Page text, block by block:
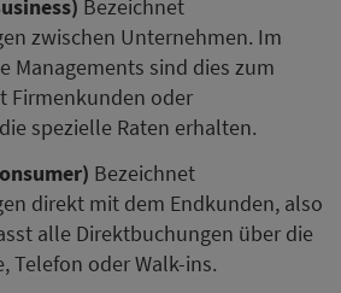
Bezeichnet
zwischen Unternehmen. Im
Managements sind dies zum
Firmenkunden oder
spezielle Raten erhalten.
Bezeichnet
direkt mit dem Endkunden, also
alle Direktbuchungen über die
Telefon oder Walk-ins.